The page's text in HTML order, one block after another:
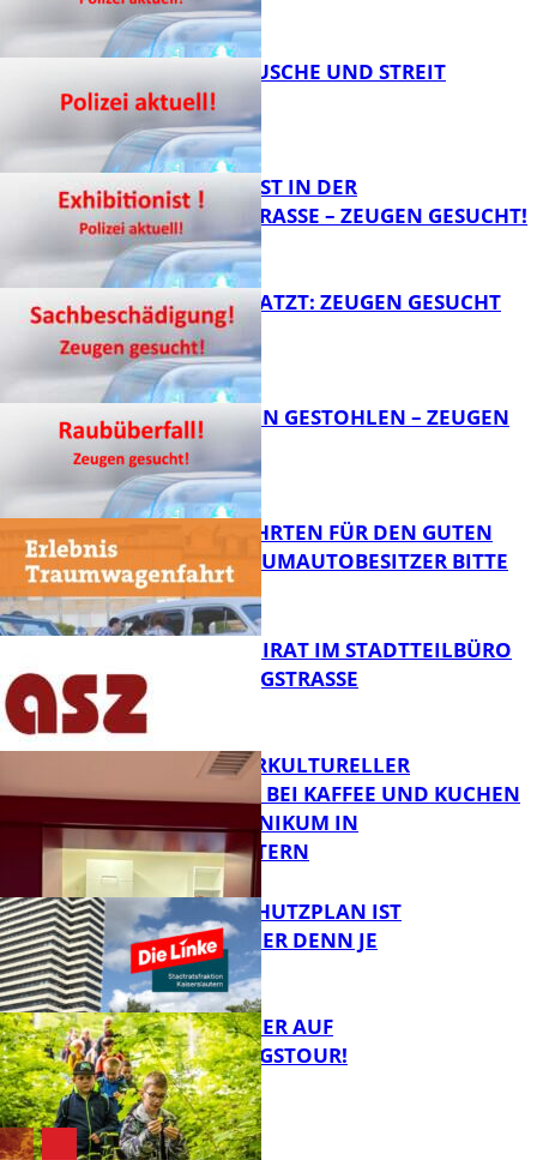
KNALLGERÄUSCHE UND STREIT
EXHIBITIONIST IN DER
VELMANNSTRASSE – ZEUGEN GESUCHT!
AUTO ZERKRATZT: ZEUGEN GESUCHT
FB News
TEURE KETTEN GESTOHLEN – ZEUGEN
GESUCHT!
FB News
SPENDENFAHRTEN FÜR DEN GUTEN
ZWECK – TRAUMAUTOBESITZER BITTE
MELDEN!
FB News
SENIORENBEIRAT IM STADTTEILBÜRO
IN DER KÖNIGSTRASSE
FB Gesundheit
NEUER INTERKULTURELLER
TREFFPUNKT BEI KAFFEE UND KUCHEN
IM PFALZKLINIKUM IN
KAISERSLAUTERN
FB News
EIN HITZESCHUTZPLAN IST
NOTWENDIGER DENN JE
MIT DEM JÄGER AUF
ENTDECKUNGSTOUR!